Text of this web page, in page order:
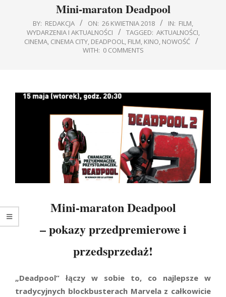
Mini-maraton Deadpool
BY: REDAKCJA ON: 26 KWIETNIA 2018 IN: FILM,
WYDARZENIA I AKTUALNOŚCI
TAGGED: AKTUALNOŚCI,
CINEMA, CINEMA CITY, DEADPOOL, FILM, KINO, NOWOŚĆ
WITH: 0 COMMENTS
Mini-maraton Deadpool
– pokazy przedpremierowe i
przedsprzedaż!
„Deadpool” łączy w sobie to, co najlepsze w
tradycyjnych blockbusterach Marvela z całkowicie